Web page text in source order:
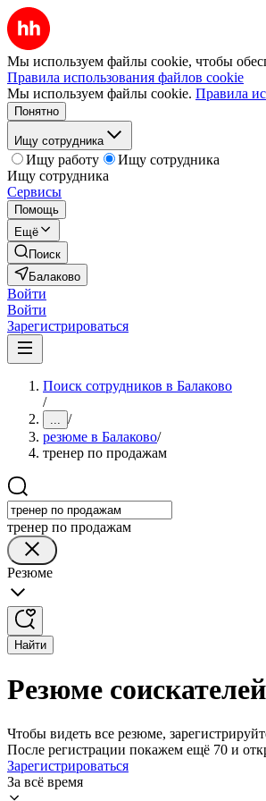
Мы используем файлы cookie, чтобы
Правила использования файлов cookie
Мы используем файлы cookie. Правила
Понятно
Ищу сотрудника
Ищу работу
Ищу сотрудника
Ищу сотрудника
Сервисы
Помощь
Ещё
Поиск
Балаково
Войти
Войти
Зарегистрироваться
Поиск сотрудников в Балаково
/
... /
резюме в Балаково/
тренер по продажам
тренер по продажам
Резюме
Найти
Резюме
Чтобы видеть все резюме,
После регистрации покажем ещё 70 и
Зарегистрироваться
За всё время